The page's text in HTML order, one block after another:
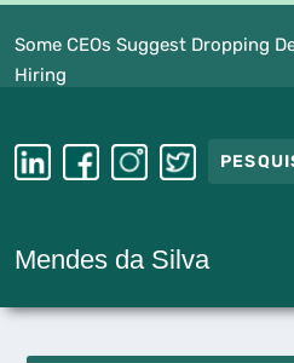
Some CEOs Suggest Dropping
Hiring
Mendes da Silva